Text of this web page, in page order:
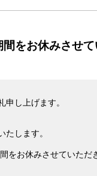
をお休みさせて
し上げます。
します。
をお休みさせていただ